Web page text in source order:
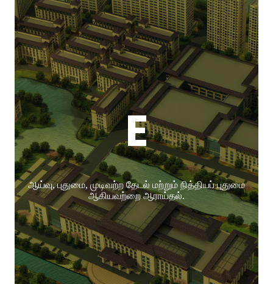
E
ஆய்வு, புதுமை, முடிவற்ற தேடல் மற்றும் நித்தியப் புதுமை
ஆகியவற்றை ஆராய்தல்.